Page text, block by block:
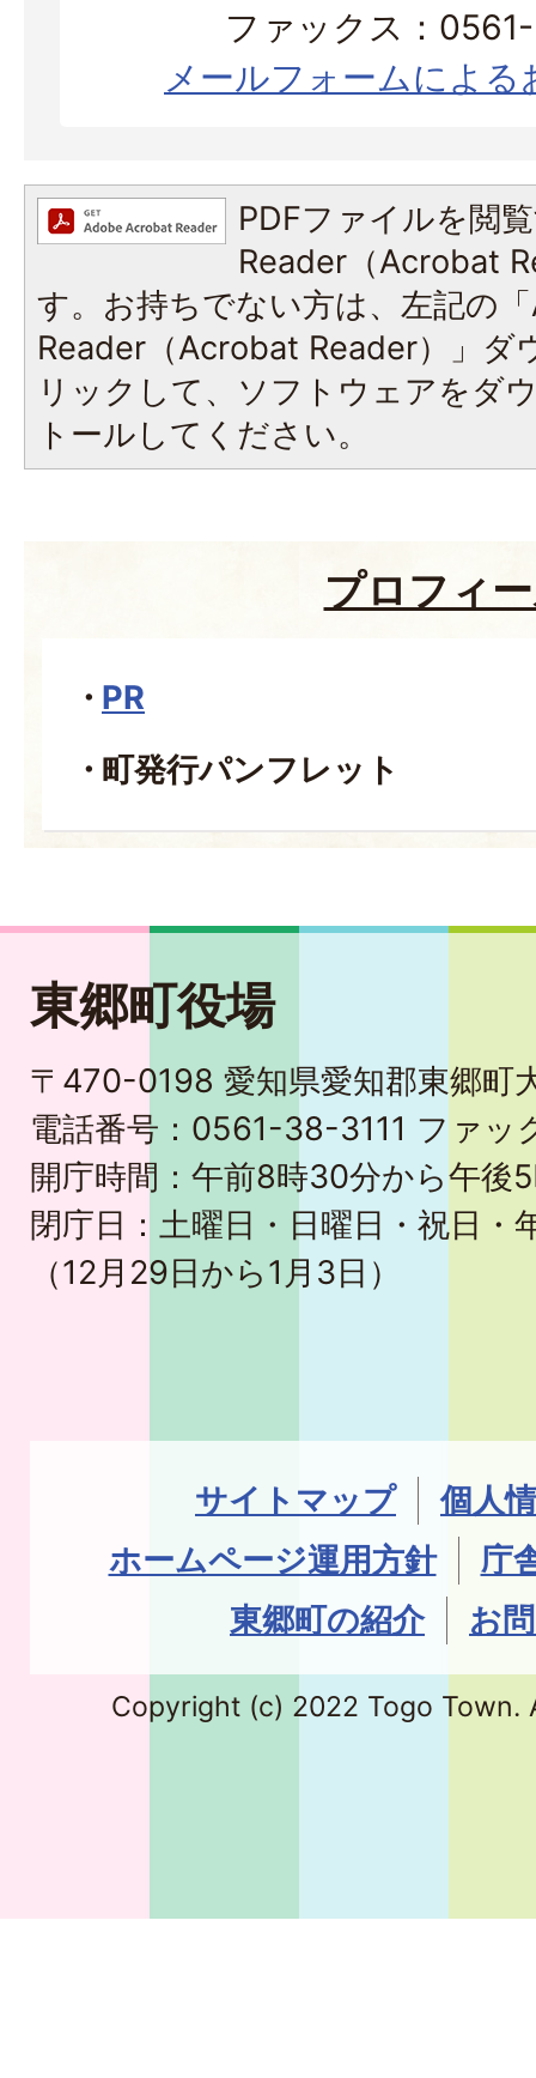
ファックス：
メールフォームによる
PDFファイルを閲
Reader（Acrobat
す。お持ちでない方は、左記の
Reader（Acrobat Reader）」ダ
リックして、ソフトウェアをダ
トールしてください。
プロフィ
PR
町発行パンフレット
東郷町役場
〒470-0198 愛知県愛知郡東郷町
電話番号：0561-38-3111 ファ
開庁時間：午前8時30分から午後
閉庁日：土曜日・日曜日・祝日・
（12月29日から1月3日）
サイトマップ
個人
ホームページ運用方針
庁
東郷町の紹介
お
Copyright (c) 2022 Togo Town.